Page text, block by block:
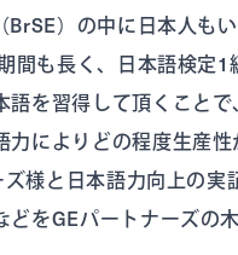
）の中に日本人も
間も長く、日本語検定
を習得して頂くこと
によりどの程度生産
様と日本語力向上の実
をGEパートナーズの